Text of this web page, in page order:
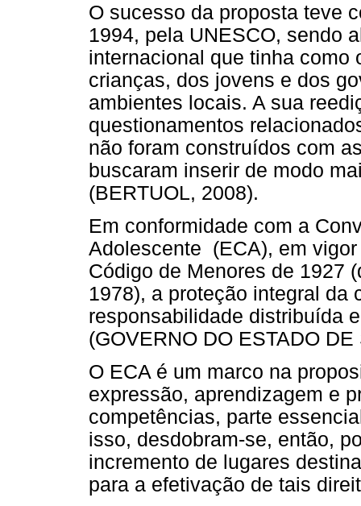
O sucesso da proposta teve
1994, pela UNESCO, sendo
internacional que tinha como
crianças, dos jovens e dos
ambientes locais. A sua
questionamentos
não foram construídos com
buscaram inserir de modo
(BERTUOL, 2008).
Em conformidade com a
Adolescente (ECA), em
Código de Menores de 1927
1978), a proteção integral da
responsabilidade distribuída
(GOVERNO DO ESTADO
O ECA é um marco na
expressão, aprendizagem e
competências, parte
isso, desdobram-se, então,
incremento de lugares
para a efetivação de tais